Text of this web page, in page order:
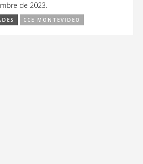
de 2023.
CCE MONTEVIDEO